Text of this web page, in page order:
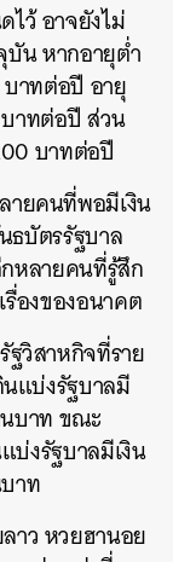
ไว้ อาจยังไม่
บัน หากอายุต่ำ
าทต่อปี อายุ
าทต่อปี ส่วน
บาทต่อปี
ายคนที่พอมีเงิน
ธบัตรรัฐบาล
หลายคนที่รู้สึก
องของอนาคต
วิสาหกิจที่ราย
แบ่งรัฐบาลมี
บาท ขณะ
งรัฐบาลมีเงิน
าท
าว หวยฮานอย